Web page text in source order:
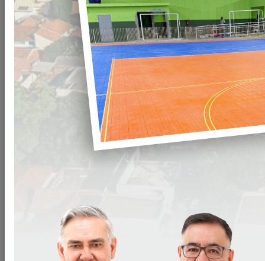
Compartilhar WHATSAPP
Mais um dia em nossa administração para ficar na história
do nosso município.